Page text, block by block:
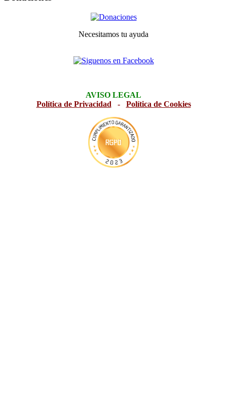
Necesitamos tu ayuda
AVISO LEGAL
Política de Privacidad - Política de Cookies